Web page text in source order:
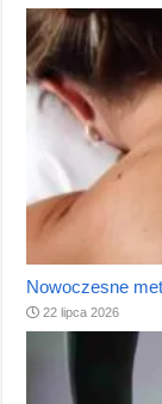
Nowoczesne
22 lipca 2026